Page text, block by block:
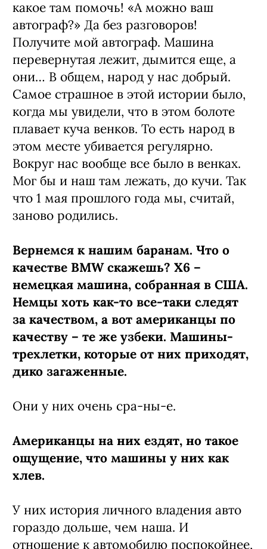
какое там помочь! «А можно ваш
автограф?» Да без разговоров!
Получите мой автограф. Машина
перевернутая лежит, дымится еще, а
они… В общем, народ у нас добрый.
Самое страшное в этой истории было,
когда мы увидели, что в этом болоте
плавает куча венков. То есть народ в
этом месте убивается регулярно.
Вокруг нас вообще все было в венках.
Мог бы и наш там лежать, до кучи. Так
что 1 мая прошлого года мы, считай,
заново родились.
Вернемся к нашим баранам. Что о
качестве BMW скажешь? X6 –
немецкая машина, собранная в США.
Немцы хоть как-то все-таки следят
за качеством, а вот американцы по
качеству – те же узбеки. Машины-
трехлетки, которые от них приходят,
дико загаженные.
Они у них очень сра-ны-е.
Американцы на них ездят, но такое
ощущение, что машины у них как
хлев.
У них история личного владения авто
гораздо дольше, чем наша. И
отношение к автомобилю поспокойнее,